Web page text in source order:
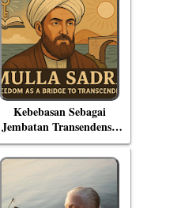
Kebebasan Sebagai
Jembatan Transendensi:
Menyelami Filsafat
Eksistensial Mulla Sadra